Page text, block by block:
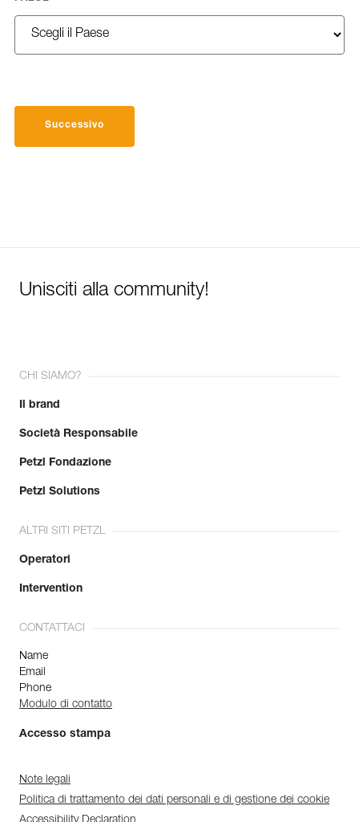
Successivo
Unisciti alla community!
CHI SIAMO?
Il brand
Società Responsabile
Petzl Fondazione
Petzl Solutions
ALTRI SITI PETZL
Operatori
Intervention
CONTATTACI
Name
Email
Phone
Modulo di contatto
Accesso stampa
Note legali
Politica di trattamento dei dati personali e di gestione dei cookie